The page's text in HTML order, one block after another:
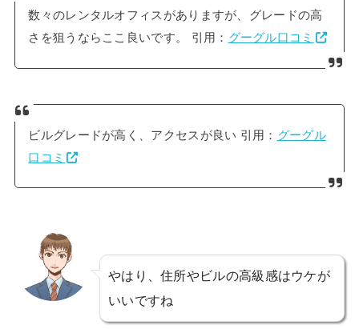
数々のレンタルオフィスがありますが、グレードの高
さを狙うならここ良いです。 引用： グーグル口コミ
ビルグレードが高く、アクセスが良い 引用： グーグル
口コミ
やはり、住所やビルの高級感はウケが
いいですね